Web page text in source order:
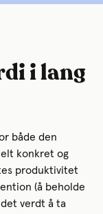
i lang
både den
konkret og
produktivitet
(å beholde
verdt å ta